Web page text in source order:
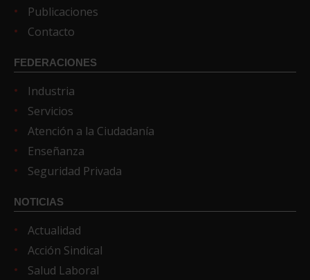
Publicaciones
Contacto
FEDERACIONES
Industria
Servicios
Atención a la Ciudadanía
Enseñanza
Seguridad Privada
NOTICIAS
Actualidad
Acción Sindical
Salud Laboral